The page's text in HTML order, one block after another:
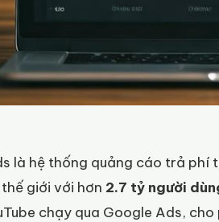
là hệ thống quảng cáo trả phí
giới với hơn 2.7 tỷ người
chạy qua Google Ads,